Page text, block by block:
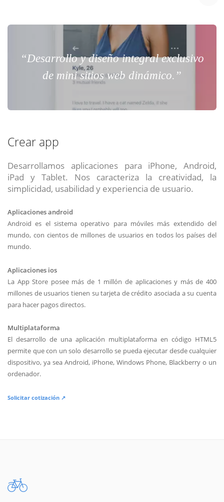
“Desarrollo y diseño integral exclusivo
de mini sitios web dinámico.”
Crear app
Desarrollamos aplicaciones para iPhone, Android,
iPad y Tablet. Nos caracteriza la creatividad, la
simplicidad, usabilidad y experiencia de usuario.
Aplicaciones android
Android es el sistema operativo para móviles más extendido del
mundo, con cientos de millones de usuarios en todos los países del
mundo.
Aplicaciones ios
La App Store posee más de 1 millón de aplicaciones y más de 400
millones de usuarios tienen su tarjeta de crédito asociada a su cuenta
para hacer pagos directos.
Multiplataforma
El desarrollo de una aplicación multiplataforma en código HTML5
permite que con un solo desarrollo se pueda ejecutar desde cualquier
dispositivo, ya sea Android, iPhone, Windows Phone, Blackberry o un
ordenador.
Solicitar cotización ↗